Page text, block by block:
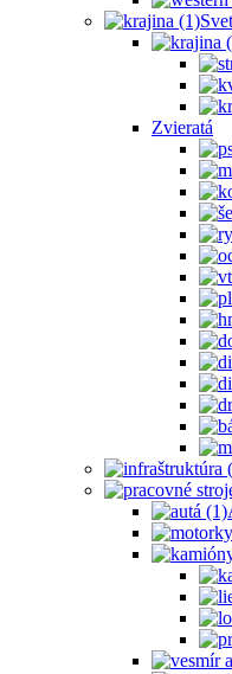
Zvieratá